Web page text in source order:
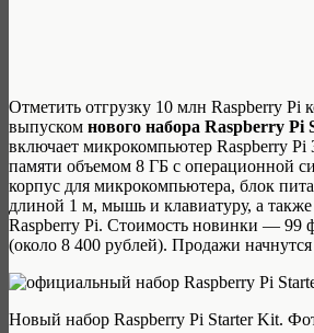
Отметить отгрузку 10 млн Raspberry Pi
выпуском нового набора Raspberry Pi
включает микрокомпьютер Raspberry Pi
памяти объемом 8 ГБ с операционной
корпус для микрокомпьютера, блок
длиной 1 м, мышь и клавиатуру, а
Raspberry Pi. Стоимость новинки — 99
(около 8 400 рублей). Продажи
Новый набор Raspberry Pi Starter Kit.